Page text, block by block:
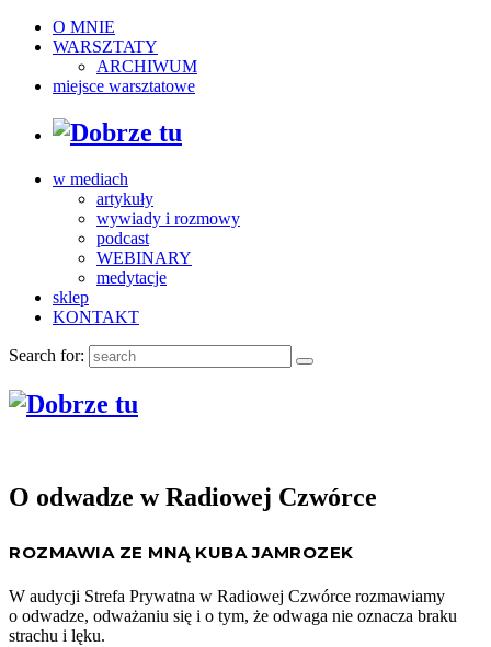
O MNIE
WARSZTATY
ARCHIWUM
miejsce warsztatowe
w mediach
artykuły
wywiady i rozmowy
podcast
WEBINARY
medytacje
sklep
KONTAKT
Search for:
O odwadze w Radiowej Czwórce
ROZMAWIA ZE MNĄ KUBA JAMROZEK
W audycji Strefa Prywatna w Radiowej Czwórce rozmawiamy
o odwadze, odważaniu się i o tym, że odwaga nie oznacza braku
strachu i lęku.